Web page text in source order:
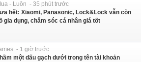
- Luôn - 35 phút trước
hết: Xiaomi, Panasonic, Lock&Lock vẫn còn
gia dụng, chăm sóc cá nhân giá tốt
- 1 giờ trước
một dấu gạch dưới trong tên tài khoản